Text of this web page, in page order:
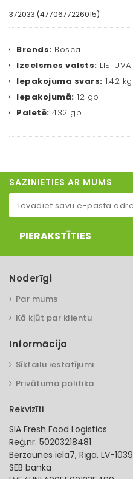
372033 (4770677226015)
Brends: Bosca
Izcelsmes valsts: LIETUVA
Iepakojuma svars: 1.42 kg
Iepakojumā: 12 gb
Paletē: 432 gb
SAZINIETIES AR MUMS
PIERAKSTĪTIES
Noderīgi
Par mums
Kā kļūt par klientu
Informācija
Sīkfailu iestatījumi
Privātuma politika
Rekvizīti
SIA Fresh Food Logistics
Reģ.nr. 50203218481
Bērzaunes iela7, Rīga. LV-1039
SEB banka